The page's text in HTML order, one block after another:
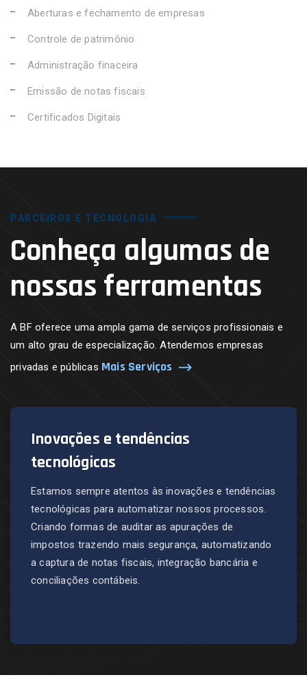
Aberturas e fechamento de empresas
Controle de patrimônio
Administração finaceira
Emissão de notas fiscais
Certificados Digitais
PARCEIROS E TECNOLOGIA
Conheça algumas de
nossas ferramentas
A BF oferece uma ampla gama de serviços profissionais e
um alto grau de especialização. Atendemos empresas
privadas e públicas Mais Serviços
Inovações e tendências
tecnológicas
Estamos sempre atentos às inovações e tendências
tecnológicas para automatizar nossos processos.
Criando formas de auditar as apurações de
impostos trazendo mais segurança, automatizando
a captura de notas fiscais, integração bancária e
conciliações contábeis.